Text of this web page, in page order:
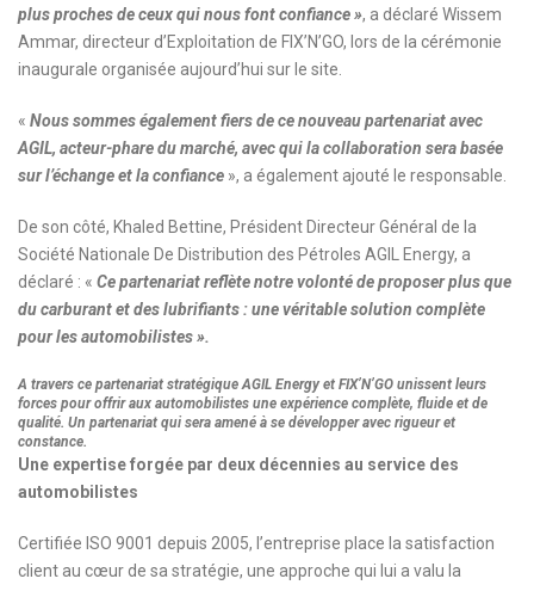
plus proches de ceux qui nous font confiance », a déclaré Wissem
Ammar, directeur d’Exploitation de FIX’N’GO, lors de la cérémonie
inaugurale organisée aujourd’hui sur le site.
« Nous sommes également fiers de ce nouveau partenariat avec
AGIL, acteur-phare du marché, avec qui la collaboration sera basée
sur l’échange et la confiance », a également ajouté le responsable.
De son côté, Khaled Bettine, Président Directeur Général de la
Société Nationale De Distribution des Pétroles AGIL Energy, a
déclaré : « Ce partenariat reflète notre volonté de proposer plus que
du carburant et des lubrifiants : une véritable solution complète
pour les automobilistes ».
A travers ce partenariat stratégique AGIL Energy et FIX’N’GO unissent leurs
forces pour offrir aux automobilistes une expérience complète, fluide et de
qualité. Un partenariat qui sera amené à se développer avec rigueur et
constance.
Une expertise forgée par deux décennies au service des
automobilistes
Certifiée ISO 9001 depuis 2005, l’entreprise place la satisfaction
client au cœur de sa stratégie, une approche qui lui a valu la